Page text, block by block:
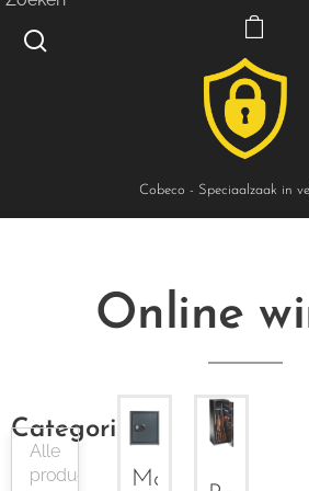
Cobeco - Speciaalzaak in
Online
Categorieën
Alle
producten
Magno